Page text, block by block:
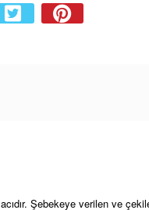
Şebekeye verilen ve